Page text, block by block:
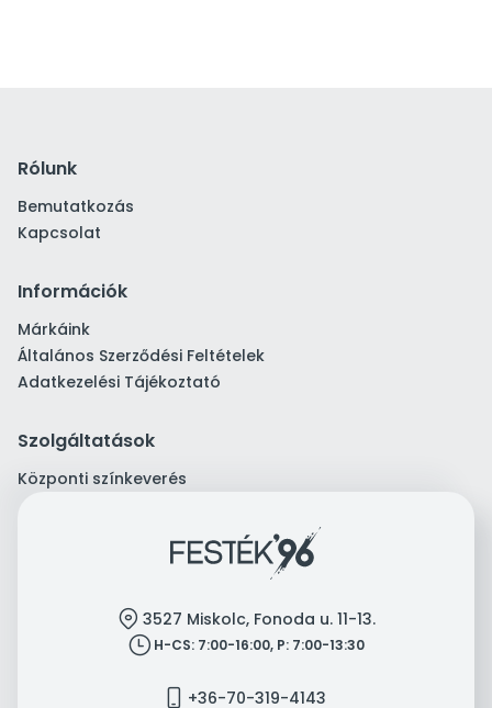
Rólunk
Bemutatkozás
Kapcsolat
Információk
Márkáink
Általános Szerződési Feltételek
Adatkezelési Tájékoztató
Szolgáltatások
Központi színkeverés
location 3527 Miskolc, Fonoda u. 11-13.
clock H-CS: 7:00-16:00, P: 7:00-13:30
mobile +36-70-319-4143